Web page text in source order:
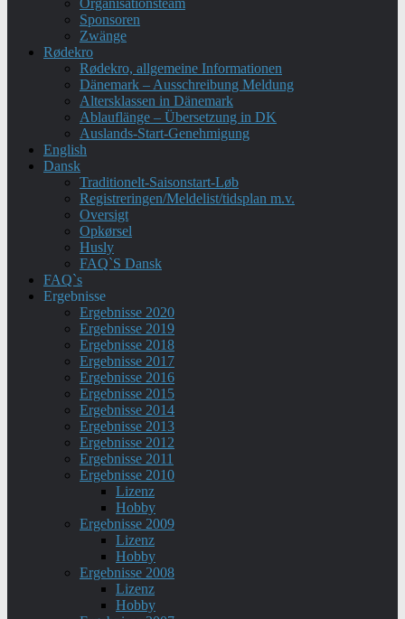
Organisationsteam
Sponsoren
Zwänge
Rødekro
Rødekro, allgemeine Informationen
Dänemark – Ausschreibung Meldung
Altersklassen in Dänemark
Ablauflänge – Übersetzung in DK
Auslands-Start-Genehmigung
English
Dansk
Traditionelt-Saisonstart-Løb
Registreringen/Meldelist/tidsplan m.v.
Oversigt
Opkørsel
Husly
FAQ`S Dansk
FAQ`s
Ergebnisse
Ergebnisse 2020
Ergebnisse 2019
Ergebnisse 2018
Ergebnisse 2017
Ergebnisse 2016
Ergebnisse 2015
Ergebnisse 2014
Ergebnisse 2013
Ergebnisse 2012
Ergebnisse 2011
Ergebnisse 2010
Lizenz
Hobby
Ergebnisse 2009
Lizenz
Hobby
Ergebnisse 2008
Lizenz
Hobby